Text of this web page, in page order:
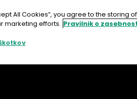
Pišite na
All Cookies”, you agree to the
marketing efforts. Pravilnik o